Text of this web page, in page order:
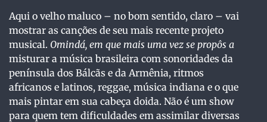
Aqui o velho maluco – no bom sentido, claro – vai
mostrar as canções de seu mais recente projeto
musical. Omindá, em que mais uma vez se propôs a
misturar a música brasileira com sonoridades da
península dos Bálcãs e da Armênia, ritmos
africanos e latinos, reggae, música indiana e o que
mais pintar em sua cabeça doida. Não é um show
para quem tem dificuldades em assimilar diversas